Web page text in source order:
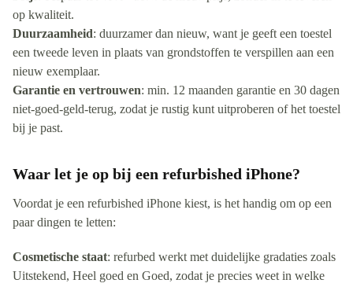
op kwaliteit.
Duurzaamheid: duurzamer dan nieuw, want je geeft een toestel
een tweede leven in plaats van grondstoffen te verspillen aan een
nieuw exemplaar.
Garantie en vertrouwen: min. 12 maanden garantie en 30 dagen
niet-goed-geld-terug, zodat je rustig kunt uitproberen of het toestel
bij je past.
Waar let je op bij een refurbished iPhone?
Voordat je een refurbished iPhone kiest, is het handig om op een
paar dingen te letten:
Cosmetische staat: refurbed werkt met duidelijke gradaties zoals
Uitstekend, Heel goed en Goed, zodat je precies weet in welke